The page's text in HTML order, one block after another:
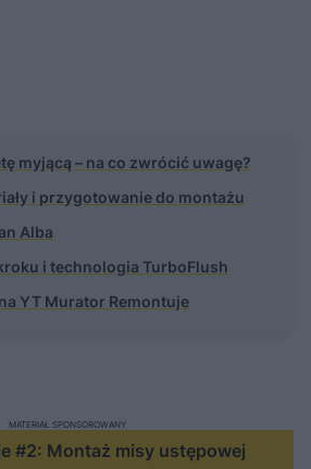
myjącą – na co zwrócić uwagę?
i przygotowanie do montażu
Alba
i technologia TurboFlush
YT Murator Remontuje
#2: Montaż misy ustępowej
MATERIAŁ SPONSOROWANY